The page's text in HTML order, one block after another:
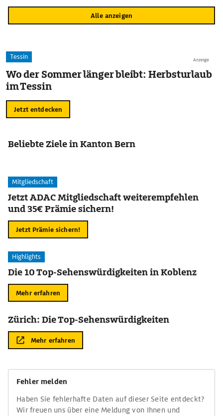
Alle anzeigen
Anzeige
Tessin
Wo der Sommer länger bleibt: Herbsturlaub
im Tessin
Jetzt entdecken
Beliebte Ziele in Kanton Bern
Mitgliedschaft
Jetzt ADAC Mitgliedschaft weiterempfehlen
und 35€ Prämie sichern!
Jetzt Prämie sichern!
Highlights
Die 10 Top-Sehenswürdigkeiten in Koblenz
Mehr erfahren
Zürich: Die Top-Sehenswürdigkeiten
Mehr erfahren
Fehler melden
Haben Sie fehlerhafte Daten auf dieser Seite entdeckt?
Wir freuen uns über eine Meldung von Ihnen und